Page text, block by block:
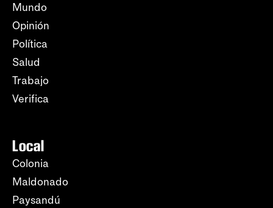
Mundo
Opinión
Política
Salud
Trabajo
Verifica
Local
Colonia
Maldonado
Paysandú